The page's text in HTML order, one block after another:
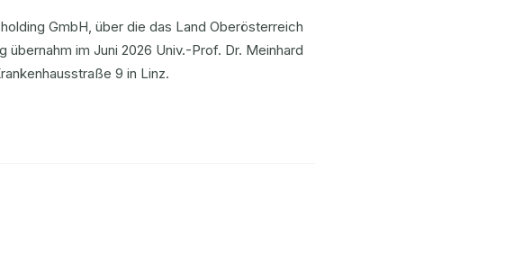
GmbH, über die das Land Oberösterreich
übernahm im Juni 2026 Univ.-Prof. Dr. Meinhard
9 in Linz.